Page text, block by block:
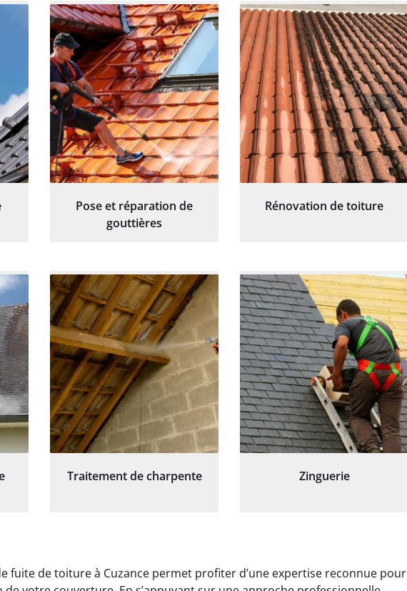
Pose et réparation de
gouttières
Rénovation de toiture
Traitement de charpente Zinguerie
fuite de toiture à Cuzance permet profiter d’une expertise reconnue pour